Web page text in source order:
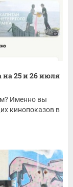
25 и 26 июля
Именно вы
кинопоказов в